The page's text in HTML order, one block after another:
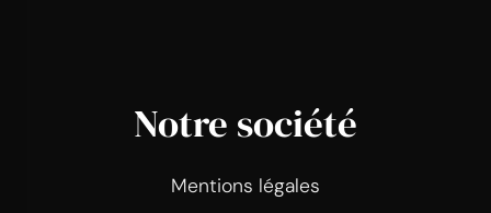
Notre société
Mentions légales